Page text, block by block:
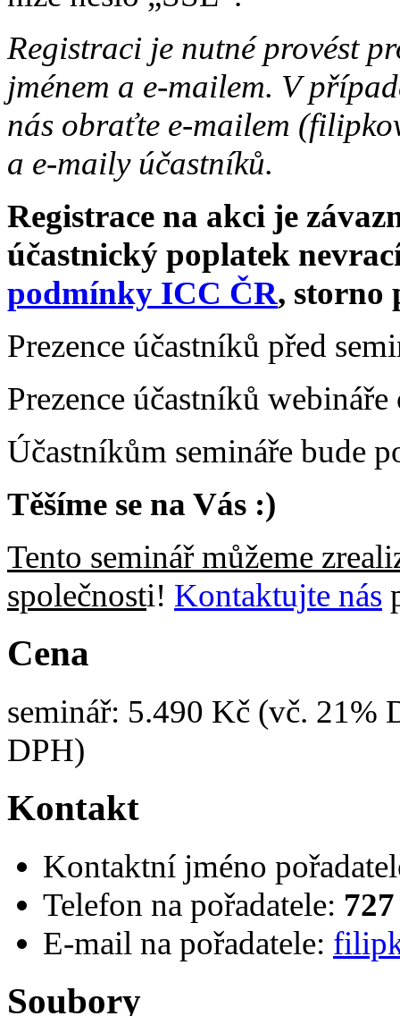
Registraci je nutné provést
jménem a e-mailem. V
nás obraťte e-mailem
a e-maily účastníků.
Registrace na akci je
účastnický poplatek
podmínky ICC ČR, storno
Prezence účastníků před
Prezence účastníků
Účastníkům semináře bude
Těšíme se na Vás :)
Tento seminář můžeme
společnosti! Kontaktujte nás
Cena
seminář: 5.490 Kč (vč. 21%
DPH)
Kontakt
Kontaktní jméno
Telefon na pořadatele:
E-mail na pořadatele:
Soubory